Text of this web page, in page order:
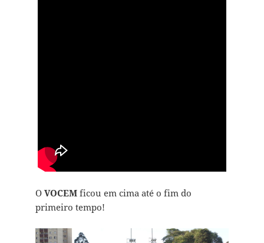
O VOCEMficou em cima até o fim do
primeiro tempo!